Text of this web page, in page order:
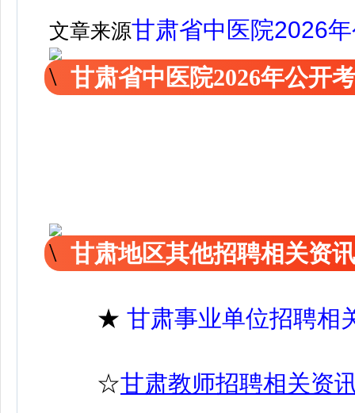
文章来源甘肃省中医院2026
甘肃省中医院2026年公开
甘肃地区其他招聘相关资
★ 甘肃事业单位招聘相
☆甘肃教师招聘相关资